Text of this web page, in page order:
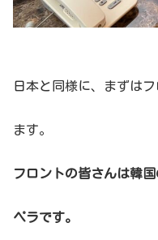
日本と同様に、まずは
ます。
フロントの皆さんは韓
ペラです。